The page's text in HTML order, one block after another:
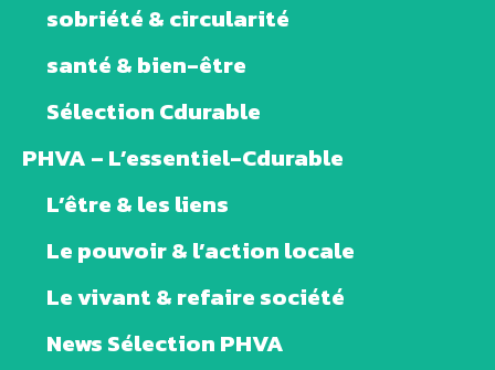
sobriété & circularité
santé & bien-être
Sélection Cdurable
PHVA – L’essentiel-Cdurable
L’être & les liens
Le pouvoir & l’action locale
Le vivant & refaire société
News Sélection PHVA